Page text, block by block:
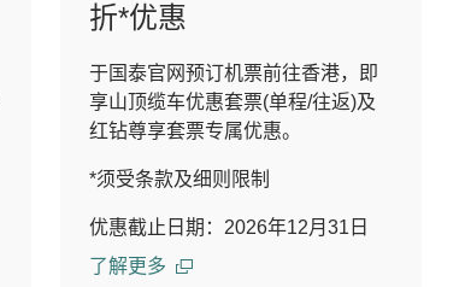
折*优惠
于国泰官网预订机票前往香港，即
享山顶缆车优惠套票(单程/往返)及
红钻尊享套票专属优惠。
*须受条款及细则限制
优惠截止日期：2026年12月31日
了解更多